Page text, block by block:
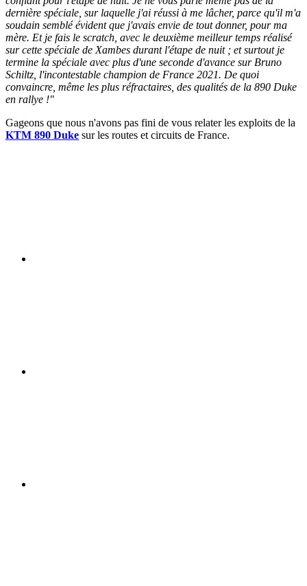
dernière spéciale, sur laquelle j'ai réussi à me lâcher, parce qu'il m'a
soudain semblé évident que j'avais envie de tout donner, pour ma
mère. Et je fais le scratch, avec le deuxième meilleur temps réalisé
sur cette spéciale de Xambes durant l'étape de nuit ; et surtout je
termine la spéciale avec plus d'une seconde d'avance sur Bruno
Schiltz, l'incontestable champion de France 2021. De quoi
convaincre, même les plus réfractaires, des qualités de la 890 Duke
en rallye !"
Gageons que nous n'avons pas fini de vous relater les exploits de la
KTM 890 Duke sur les routes et circuits de France.